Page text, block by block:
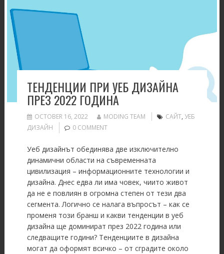
ТЕНДЕНЦИИ ПРИ УЕБ ДИЗАЙНА
ПРЕЗ 2022 ГОДИНА
OCTOBER 16, 2022 MODING TEAM САЙТ, УЕБ
ДИЗАЙН
0 COMMENT
Уеб дизайнът обединява две изключително
динамични области на съвременната
цивилизация – информационните технологии и
дизайна. Днес едва ли има човек, чиито живот
да не е повлиян в огромна степен от тези два
сегмента. Логично се налага въпросът – как се
променя този бранш и какви тенденции в уеб
дизайна ще доминират през 2022 година или
следващите години? Тенденциите в дизайна
могат да оформят всичко – от сградите около